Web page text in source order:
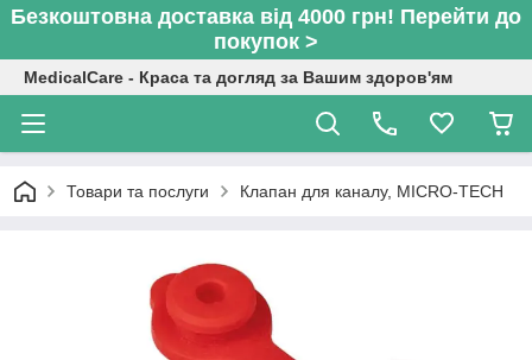
Безкоштовна доставка від 4000 грн! Перейти до
покупок >
MedicalCare - Краса та догляд за Вашим здоров'ям
Товари та послуги Клапан для каналу, MICRO-TECH